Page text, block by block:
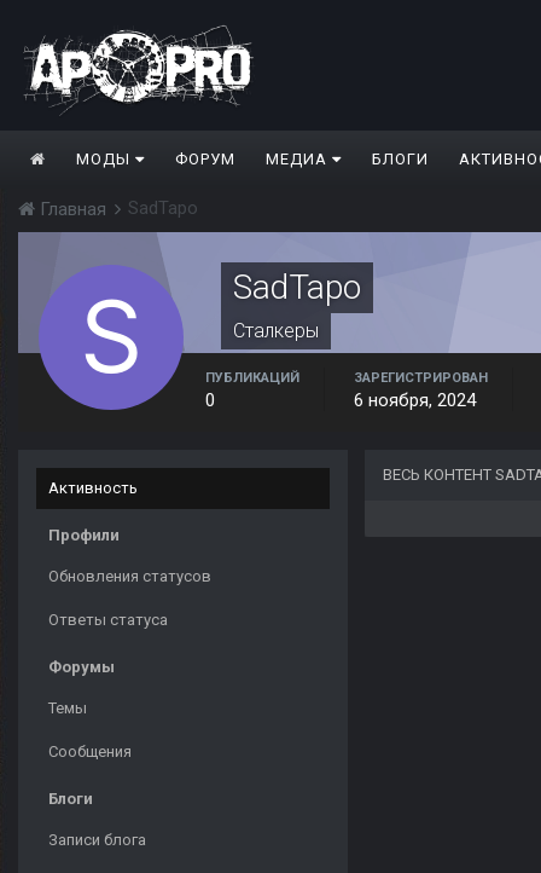
МОДЫ ФОРУМ МЕДИА БЛОГИ
Главная SadTapo
SadTapo
Сталкеры
ПУБЛИКАЦИЙ
0
ЗАРЕГИСТРИРОВАН
6 ноября, 2024
Активность
Профили
Обновления статусов
Ответы статуса
Форумы
Темы
Сообщения
Блоги
Записи блога
ВЕСЬ КОНТЕНТ